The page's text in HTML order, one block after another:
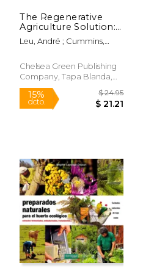
dcto. $ 21.21
Rápido
The Regenerative
Agriculture Solution:
A Revolutionary
Approach to Building
Resilience, and
Supporting Human
(en Inglés)
Leu, André ; Cummins,
Chelsea Green Publishing
Company, Tapa Blanda,
Nuevo